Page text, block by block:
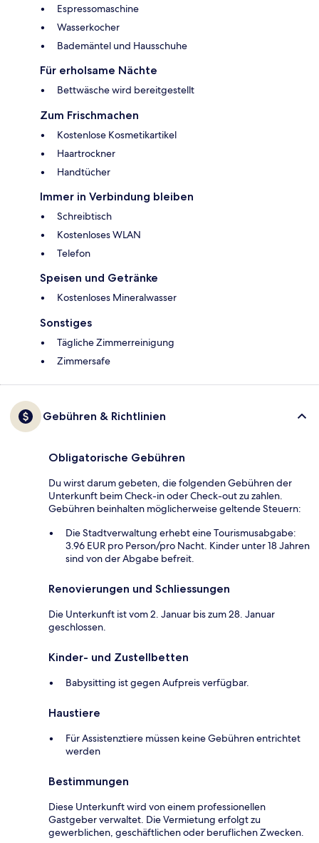
Espressomaschine
Wasserkocher
Bademäntel und Hausschuhe
Für erholsame Nächte
Bettwäsche wird bereitgestellt
Zum Frischmachen
Kostenlose Kosmetikartikel
Haartrockner
Handtücher
Immer in Verbindung bleiben
Schreibtisch
Kostenloses WLAN
Telefon
Speisen und Getränke
Kostenloses Mineralwasser
Sonstiges
Tägliche Zimmerreinigung
Zimmersafe
Gebühren & Richtlinien
Obligatorische Gebühren
Du wirst darum gebeten, die folgenden Gebühren der
Unterkunft beim Check-in oder Check-out zu zahlen.
Gebühren beinhalten möglicherweise geltende Steuern:
Die Stadtverwaltung erhebt eine Tourismusabgabe:
3.96 EUR pro Person/pro Nacht. Kinder unter 18 Jahren
sind von der Abgabe befreit.
Renovierungen und Schliessungen
Die Unterkunft ist vom 2. Januar bis zum 28. Januar
geschlossen.
Kinder- und Zustellbetten
Babysitting ist gegen Aufpreis verfügbar.
Haustiere
Für Assistenztiere müssen keine Gebühren entrichtet
werden
Bestimmungen
Diese Unterkunft wird von einem professionellen
Gastgeber verwaltet. Die Vermietung erfolgt zu
gewerblichen, geschäftlichen oder beruflichen Zwecken.